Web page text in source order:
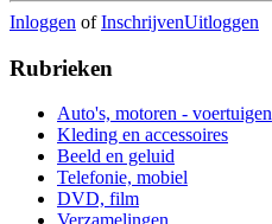
Inloggen ofInschrijvenUitloggen
Rubrieken
Auto's, motoren - voertuigen
Kleding en accessoires
Beeld en geluid
Telefonie, mobiel
DVD, film